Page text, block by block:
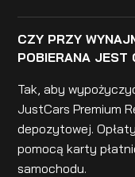
CZY PRZY
POBIERANA JEST
Tak, aby
JustCars Premium
depozytowej.
pomocą karty
samochodu.